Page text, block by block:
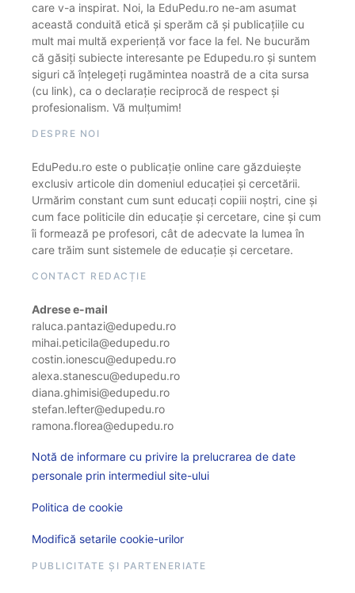
care v-a inspirat. Noi, la EduPedu.ro ne-am asumat
această conduită etică și sperăm că și publicațiile cu
mult mai multă experiență vor face la fel. Ne bucurăm
că găsiți subiecte interesante pe Edupedu.ro și suntem
siguri că înțelegeți rugămintea noastră de a cita sursa
(cu link), ca o declarație reciprocă de respect și
profesionalism. Vă mulțumim!
DESPRE NOI
EduPedu.ro este o publicație online care găzduiește
exclusiv articole din domeniul educației și cercetării.
Urmărim constant cum sunt educați copiii noștri, cine și
cum face politicile din educație și cercetare, cine și cum
îi formează pe profesori, cât de adecvate la lumea în
care trăim sunt sistemele de educație și cercetare.
CONTACT REDACȚIE
Adrese e-mail
raluca.pantazi@edupedu.ro
mihai.peticila@edupedu.ro
costin.ionescu@edupedu.ro
alexa.stanescu@edupedu.ro
diana.ghimisi@edupedu.ro
stefan.lefter@edupedu.ro
ramona.florea@edupedu.ro
Notă de informare cu privire la prelucrarea de date
personale prin intermediul site-ului
Politica de cookie
Modifică setarile cookie-urilor
PUBLICITATE ȘI PARTENERIATE